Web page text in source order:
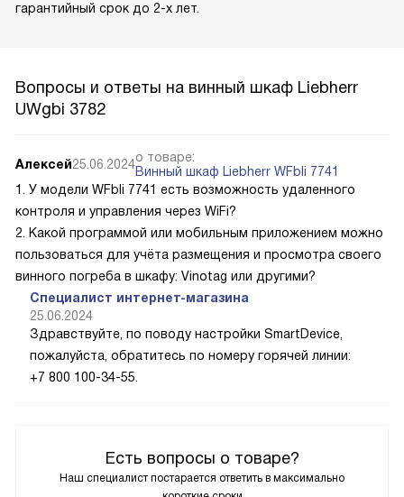
гарантийный срок до 2-х лет.
Вопросы и ответы на винный шкаф Liebherr
UWgbi 3782
Есть вопросы о товаре?
Наш специалист постарается ответить в максимально
Алексей25.06.2024о товаре:
Винный шкаф Liebherr WFbli 7741
1. У модели WFbli 7741 есть возможность удаленного
контроля и управления через WiFi?
2. Какой программой или мобильным приложением можно
пользоваться для учёта размещения и просмотра своего
винного погреба в шкафу: Vinotag или другими?
Специалист интернет-магазина
25.06.2024
Здравствуйте, по поводу настройки SmartDevice,
пожалуйста, обратитесь по номеру горячей линии:
+7 800 100-34-55.